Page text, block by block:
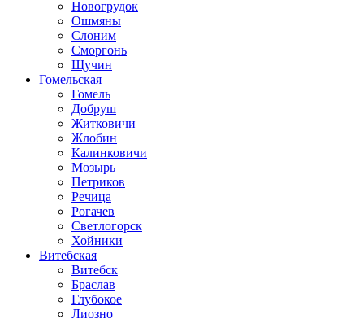
Новогрудок
Ошмяны
Слоним
Сморгонь
Щучин
Гомельская
Гомель
Добруш
Житковичи
Жлобин
Калинковичи
Мозырь
Петриков
Речица
Рогачев
Светлогорск
Хойники
Витебская
Витебск
Браслав
Глубокое
Лиозно